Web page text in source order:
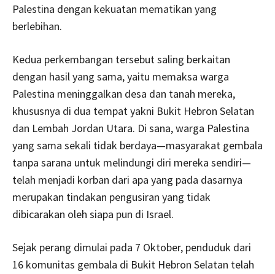
Palestina dengan kekuatan mematikan yang
berlebihan.
Kedua perkembangan tersebut saling berkaitan
dengan hasil yang sama, yaitu memaksa warga
Palestina meninggalkan desa dan tanah mereka,
khususnya di dua tempat yakni Bukit Hebron Selatan
dan Lembah Jordan Utara. Di sana, warga Palestina
yang sama sekali tidak berdaya—masyarakat gembala
tanpa sarana untuk melindungi diri mereka sendiri—
telah menjadi korban dari apa yang pada dasarnya
merupakan tindakan pengusiran yang tidak
dibicarakan oleh siapa pun di Israel.
Sejak perang dimulai pada 7 Oktober, penduduk dari
16 komunitas gembala di Bukit Hebron Selatan telah